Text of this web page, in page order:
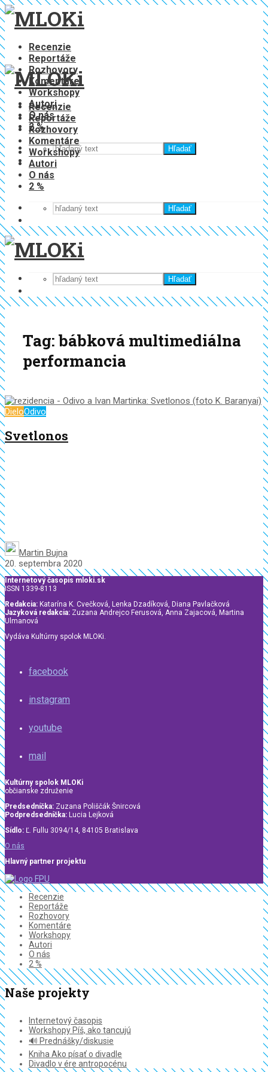
Recenzie
Reportáže
Rozhovory
Komentáre
Workshopy
Autori
O nás
2 %
Hľadať
Recenzie
Reportáže
Rozhovory
Komentáre
Workshopy
Autori
O nás
2 %
Hľadať
Hľadať
Tag: bábková multimediálna
performancia
DieloOdivo
Svetlonos
Martin Bujna
20. septembra 2020
Internetový časopis mloki.sk
ISSN 1339-8113
Redakcia: Katarína K. Cvečková, Lenka Dzadíková, Diana Pavlačková
Jazyková redakcia: Zuzana Andrejco Ferusová, Anna Zajacová, Martina
Ulmanová
Vydáva Kultúrny spolok MLOKi.
facebook
instagram
youtube
mail
Kultúrny spolok MLOKi
občianske združenie
Predsedníčka: Zuzana Poliščák Šnircová
Podpredsedníčka: Lucia Lejková
Sídlo: Ľ. Fullu 3094/14, 84105 Bratislava
O nás
Hlavný partner projektu
Recenzie
Reportáže
Rozhovory
Komentáre
Workshopy
Autori
O nás
2 %
Naše projekty
Internetový časopis
Workshopy Píš, ako tancujú
🔊 Prednášky/diskusie
Kniha Ako písať o divadle
Divadlo v ére antropocénu